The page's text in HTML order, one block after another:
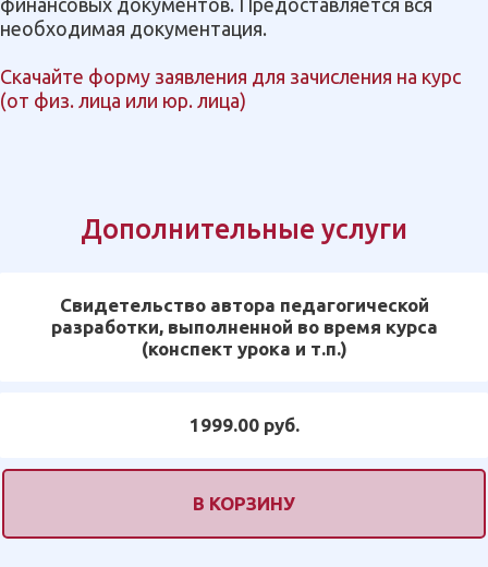
финансовых документов. Предоставляется вся
необходимая документация.
Скачайте форму заявления для зачисления на курс
(от физ. лица или юр. лица)
Дополнительные услуги
Свидетельство автора педагогической
разработки, выполненной во время курса
(конспект урока и т.п.)
1999.00 руб.
В КОРЗИНУ